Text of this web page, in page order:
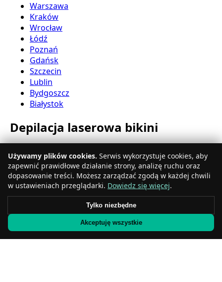
Warszawa
Kraków
Wrocław
Łódź
Poznań
Gdańsk
Szczecin
Lublin
Bydgoszcz
Białystok
Depilacja laserowa bikini
Katowice
Gdynia
Częstochowa
Radom
Rzeszów
Sosnowiec
Gliwice
Używamy plików cookies. Serwis wykorzystuje cookies, aby
zapewnić prawidłowe działanie strony, analizę ruchu oraz
dopasowanie treści. Możesz zarządzać zgodą w każdej chwili
w ustawieniach przeglądarki. Dowiedz się więcej.
Tylko niezbędne
Akceptuję wszystkie